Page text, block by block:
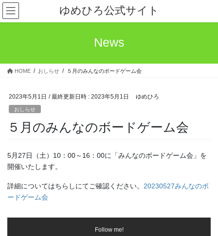
コ
ン
テ
ス
ナ
ビ
ゲ
ン
ゆめひろ公式サイト
News
HOME おしらせ ５月のみんなのボードゲーム会
2023年5月1日 / 最終更新日時 : 2023年5月1日 ゆめひろ
おしらせ
５月のみんなのボードゲーム会
5月27日（土）10：00～16：00に「みんなのボードゲーム会」を
開催いたします。
詳細についてはちらしにてご確認ください。 20230527みんなのボ
ードゲーム会
Follow me!